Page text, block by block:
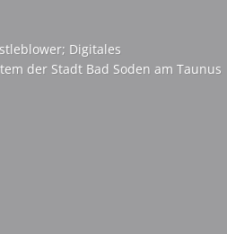
Digitales
der Stadt Bad Soden am Taunus